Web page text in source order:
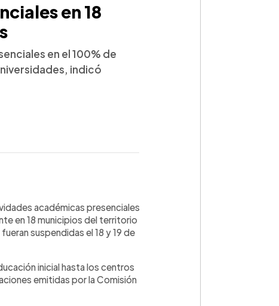
en 18
en el 100% de
indicó
académicas presenciales
en 18 municipios del territorio
suspendidas el 18 y 19 de
inicial hasta los centros
emitidas por la Comisión